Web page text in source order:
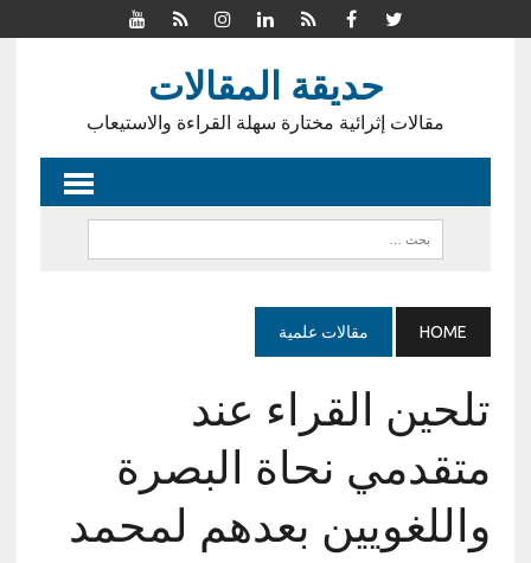
حديقة المقالات
مقالات إثرائية مختارة سهلة القراءة والاستيعاب
HOME مقالات علمية
تلحين القراء عند
متقدمي نحاة البصرة
واللغويين بعدهم لمحمد